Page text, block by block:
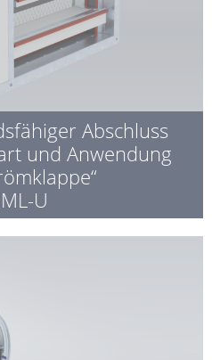
Abschluss
und Anwendung
U